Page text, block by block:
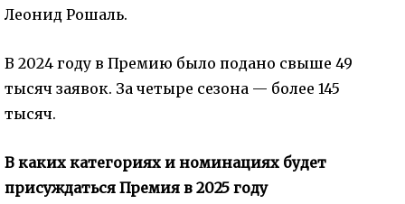
Леонид Рошаль.
В 2024 году в Премию было подано свыше 49
тысяч заявок. За четыре сезона — более 145
тысяч.
В каких категориях и номинациях будет
присуждаться Премия в 2025 году